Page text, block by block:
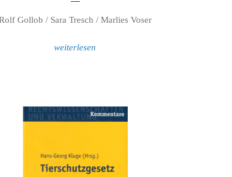
Gollob / Sara Tresch / Marlies Voser
weiterlesen